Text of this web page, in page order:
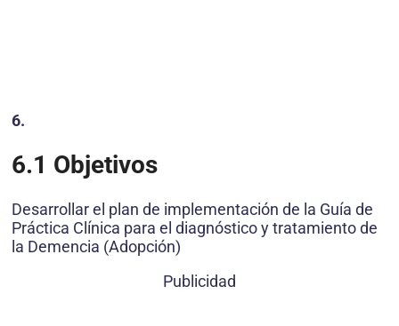
6.
6.1 Objetivos
Desarrollar el plan de implementación de la Guía de
Práctica Clínica para el diagnóstico y tratamiento de
la Demencia (Adopción)
Publicidad